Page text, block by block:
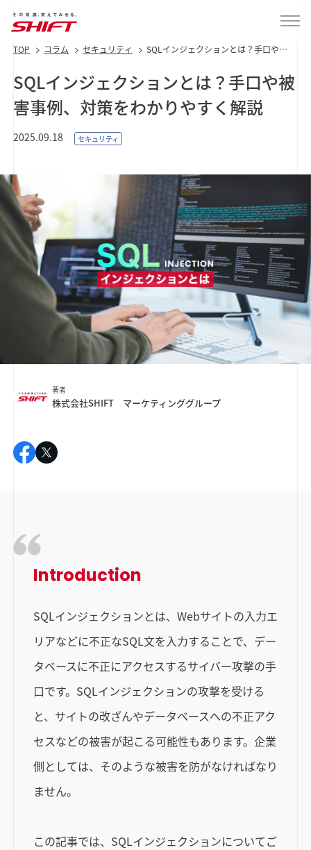
TOP コラム セキュリティ
SQLインジェクションとは？手口や被
SQLインジェクションとは？手口や被
害事例、対策をわかりやすく解説
2025.09.18 セキュリティ
著者
株式会社SHIFT マーケティンググループ
Introduction
SQLインジェクションとは、Webサイトの入力エ
リアなどに不正なSQL文を入力することで、デー
タベースに不正にアクセスするサイバー攻撃の手
口です。SQLインジェクションの攻撃を受ける
と、サイトの改ざんやデータベースへの不正アク
セスなどの被害が起こる可能性もあります。企業
側としては、そのような被害を防がなければなり
ません。
この記事では、SQLインジェクションについてご